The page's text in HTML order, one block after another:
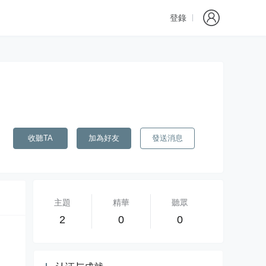
登錄
收聽TA 加為好友 發送消息
主題
2
精華
0
聽眾
0